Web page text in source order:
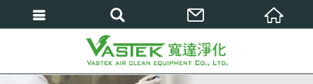
繁體中文